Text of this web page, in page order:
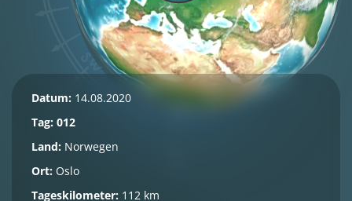
Datum: 14.08.2020
Tag: 012
Land: Norwegen
Ort: Oslo
Tageskilometer: 112 km